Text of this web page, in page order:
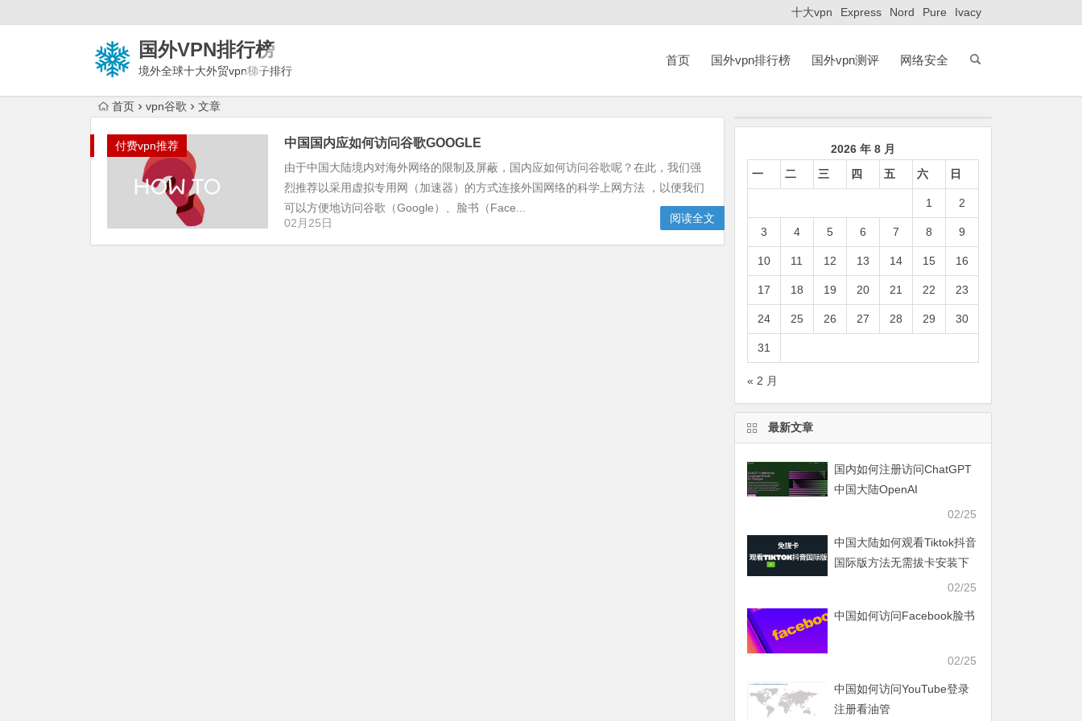
十大vpn Express Nord Pure Ivacy
国外VPN排行榜
境外全球十大外贸vpn梯子排行
首页 国外vpn排行榜 国外vpn测评 网络安全
首页 vpn谷歌 文章
付费vpn推荐 中国国内应如何访问谷歌GOOGLE
由于中国大陆境内对海外网络的限制及屏蔽，国内应如何访问谷歌呢？在此，我们强
烈推荐以采用虚拟专用网（加速器）的方式连接外国网络的科学上网方法 ，以便我们
可以方便地访问谷歌（Google）、脸书（Face...
02月25日
阅读全文
2026 年 8 月
一
二 三 四 五 六 日
1 2
3 4 5 6 7 8 9
10 11 12 13 14 15 16
17 18 19 20 21 22 23
24 25 26 27 28 29 30
31
« 2 月
最新文章
国内如何注册访问ChatGPT
中国大陆OpenAI
02/25
中国大陆如何观看Tiktok抖音
国际版方法无需拔卡安装下
02/25
中国如何访问Facebook脸书
02/25
中国如何访问YouTube登录
注册看油管